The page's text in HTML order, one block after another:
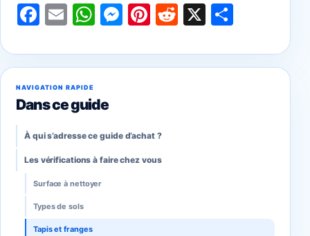
F
c
e
b
o
o
k
E
ail
W
at
A
p
M
ss
er
Pi
er
R
d
X
ta
NAVIGATION RAPIDE
Dans ce guide
À qui s’adresse ce guide d’achat ?
Les vérifications à faire chez vous
Surface à nettoyer
Types de sols
Tapis et franges